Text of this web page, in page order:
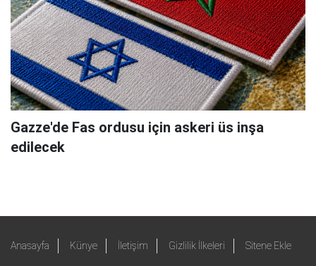
Gazze'de Fas ordusu için askeri üs inşa
edilecek
Anasayfa Künye İletişim Gizlilik İlkeleri Sitene Ekle